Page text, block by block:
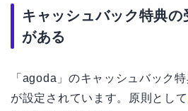
キャッシュバック特典
がある
「agoda」のキャッシュバック
が設定されています。原則として